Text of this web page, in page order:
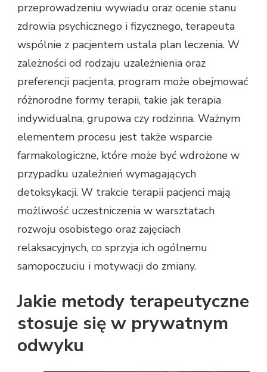
przeprowadzeniu wywiadu oraz ocenie stanu
zdrowia psychicznego i fizycznego, terapeuta
wspólnie z pacjentem ustala plan leczenia. W
zależności od rodzaju uzależnienia oraz
preferencji pacjenta, program może obejmować
różnorodne formy terapii, takie jak terapia
indywidualna, grupowa czy rodzinna. Ważnym
elementem procesu jest także wsparcie
farmakologiczne, które może być wdrożone w
przypadku uzależnień wymagających
detoksykacji. W trakcie terapii pacjenci mają
możliwość uczestniczenia w warsztatach
rozwoju osobistego oraz zajęciach
relaksacyjnych, co sprzyja ich ogólnemu
samopoczuciu i motywacji do zmiany.
Jakie metody terapeutyczne
stosuje się w prywatnym
odwyku